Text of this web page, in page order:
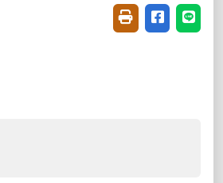
友善列印(開新視
分享至臉書
分享